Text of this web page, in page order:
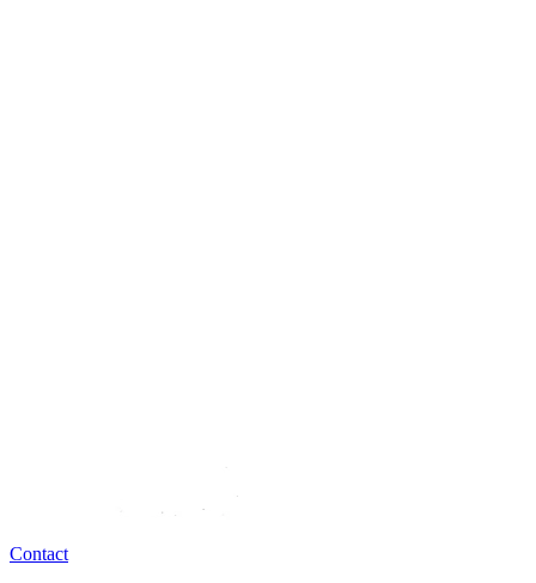
Contact